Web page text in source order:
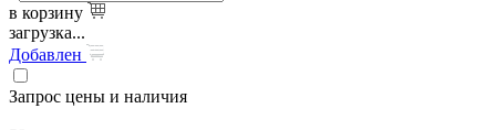
в корзину
загрузка...
Добавлен
Запрос цены и наличия